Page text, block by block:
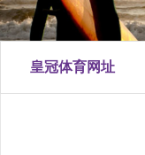
皇冠体育网址